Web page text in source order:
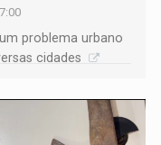
problema urbano
cidades